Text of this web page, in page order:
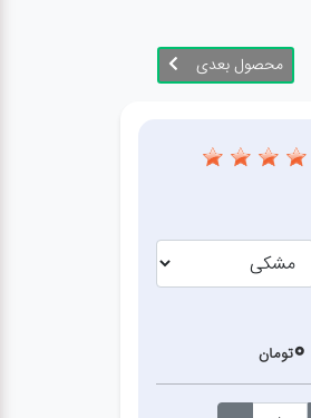
محصول بعدی
0تومان